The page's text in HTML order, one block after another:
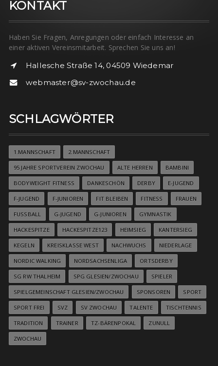
KONTAKT
Haben Sie Fragen, Anregungen oder einfach Interesse an
einer aktiven Vereinsmitarbeit. Sprechen Sie uns an!
Hallesche Straße 14, 04509 Wiedemar
webmaster@sv-zwochau.de
SCHLAGWÖRTER
1.MANNSCHAFT 2.MANNSCHAFT
95 JAHRE SPORTVEREIN ZWOCHAU ALTE HERREN BAMBINI
BODYWEIGHT FITNESS DANKESCHÖN DERBY E-JUGEND
F-JUGEND F-JUNIOREN FIT BLEIBEN FITNESS FRAUEN
FUSSBALL G-JUGEND G-JUNIOREN GYMNASTIK
HACKESPITZE HACKESPITZE123 HEIMSIEG KANTERSIEG
KEGELN KREISKLASSE WEST NACHWUCHS NIEDERLAGE
NORDIC WALKING NORDSACHSENLIGA ORTSDERBY
SG RW THALHEIM SPG GLESIEN/ZWOCHAU SPIELER
SPIELGEMEINSCHAFT GLESIEN/ZWOCHAU SPONSOREN SPORT
SPORT FREI SVZ SV ZWOCHAU TALENTE TISCHTENNIS
TRADITION TRAINER TZ-BÄRENPOKAL ZUNULL
ZWOCHAU